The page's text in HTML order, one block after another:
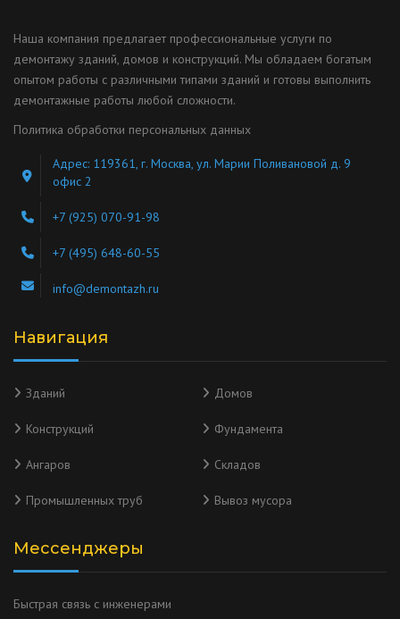
Наша компания предлагает профессиональные услуги по
демонтажу зданий, домов и конструкций. Мы обладаем богатым
опытом работы с различными типами зданий и готовы выполнить
демонтажные работы любой сложности.
Политика обработки персональных данных
Адрес: 119361, г. Москва, ул. Марии Поливановой д. 9
офис 2
+7 (925) 070-91-98
+7 (495) 648-60-55
info@demontazh.ru
Навигация
Зданий Домов
Конструкций Фундамента
Ангаров Складов
Промышленных труб Вывоз мусора
Мессенджеры
Быстрая связь с инженерами